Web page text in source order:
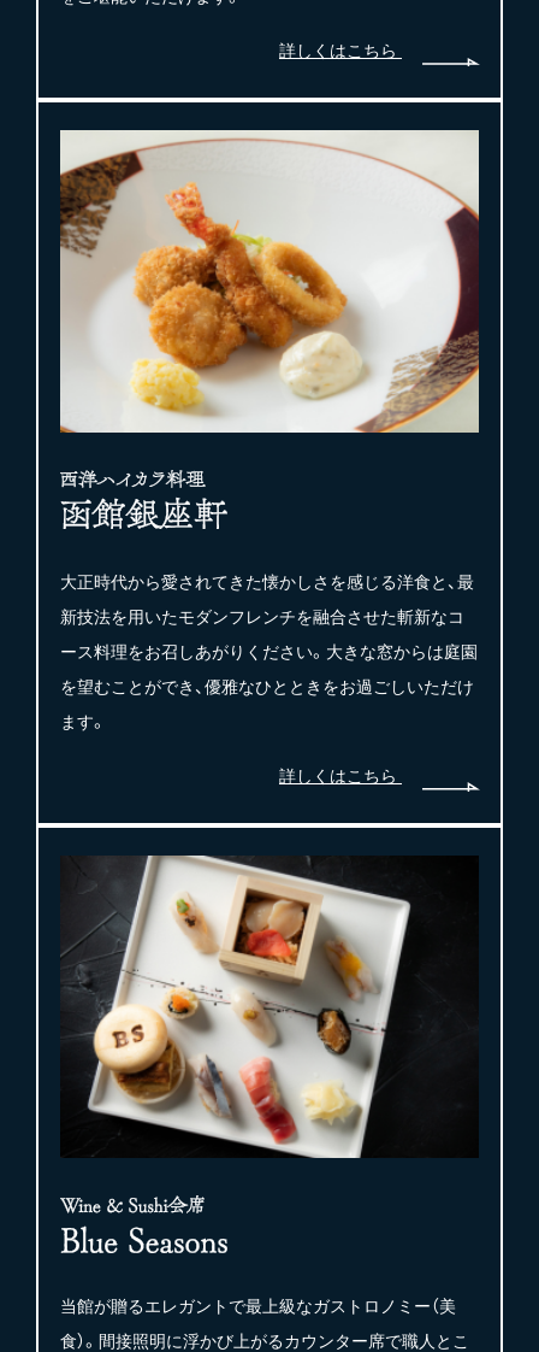
詳しくはこちら
大正時代から愛されてきた懐かしさを感じる洋食と、最
新技法を用いたモダンフレンチを融合させた斬新なコ
ース料理をお召しあがりください。大きな窓からは庭園
を望むことができ、優雅なひとときをお過ごしいただけ
ます。
詳しくはこちら
当館が贈るエレガントで最上級なガストロノミー（美
食）。間接照明に浮かび上がるカウンター席で職人とこ